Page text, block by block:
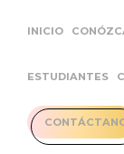
INICIO
ESTUDIANTES